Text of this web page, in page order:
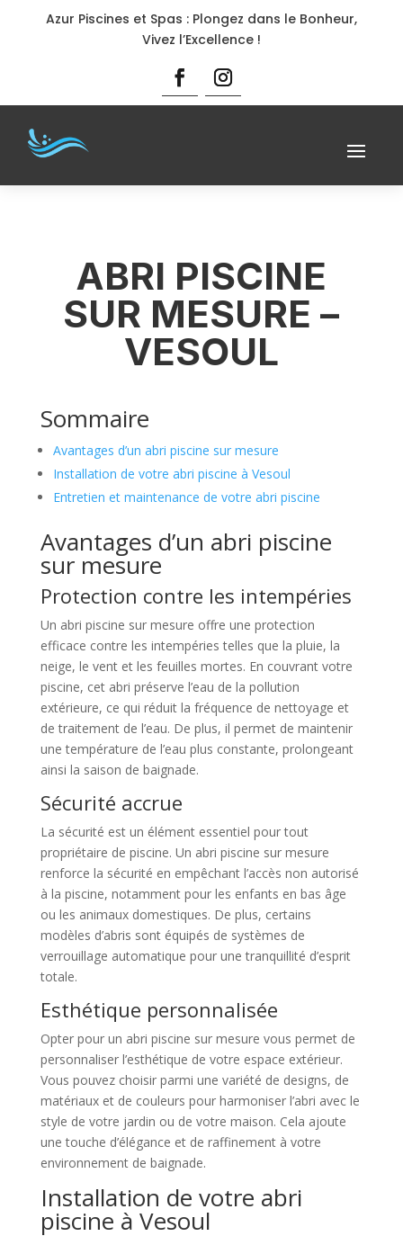
Azur Piscines et Spas : Plongez dans le Bonheur,
Vivez l’Excellence !
ABRI PISCINE
SUR MESURE –
VESOUL
Sommaire
Avantages d’un abri piscine sur mesure
Installation de votre abri piscine à Vesoul
Entretien et maintenance de votre abri piscine
Avantages d’un abri piscine
sur mesure
Protection contre les intempéries
Un abri piscine sur mesure offre une protection
efficace contre les intempéries telles que la pluie, la
neige, le vent et les feuilles mortes. En couvrant votre
piscine, cet abri préserve l’eau de la pollution
extérieure, ce qui réduit la fréquence de nettoyage et
de traitement de l’eau. De plus, il permet de maintenir
une température de l’eau plus constante, prolongeant
ainsi la saison de baignade.
Sécurité accrue
La sécurité est un élément essentiel pour tout
propriétaire de piscine. Un abri piscine sur mesure
renforce la sécurité en empêchant l’accès non autorisé
à la piscine, notamment pour les enfants en bas âge
ou les animaux domestiques. De plus, certains
modèles d’abris sont équipés de systèmes de
verrouillage automatique pour une tranquillité d’esprit
totale.
Esthétique personnalisée
Opter pour un abri piscine sur mesure vous permet de
personnaliser l’esthétique de votre espace extérieur.
Vous pouvez choisir parmi une variété de designs, de
matériaux et de couleurs pour harmoniser l’abri avec le
style de votre jardin ou de votre maison. Cela ajoute
une touche d’élégance et de raffinement à votre
environnement de baignade.
Installation de votre abri
piscine à Vesoul